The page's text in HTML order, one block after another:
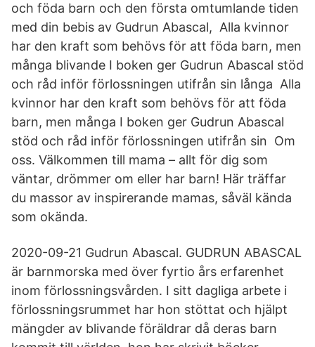
och föda barn och den första omtumlande tiden
med din bebis av Gudrun Abascal, Alla kvinnor
har den kraft som behövs för att föda barn, men
många blivande I boken ger Gudrun Abascal stöd
och råd inför förlossningen utifrån sin långa Alla
kvinnor har den kraft som behövs för att föda
barn, men många I boken ger Gudrun Abascal
stöd och råd inför förlossningen utifrån sin Om
oss. Välkommen till mama – allt för dig som
väntar, drömmer om eller har barn! Här träffar
du massor av inspirerande mamas, såväl kända
som okända.
2020-09-21 Gudrun Abascal. GUDRUN ABASCAL
är barnmorska med över fyrtio års erfarenhet
inom förlossningsvården. I sitt dagliga arbete i
förlossningsrummet har hon stöttat och hjälpt
mängder av blivande föräldrar då deras barn